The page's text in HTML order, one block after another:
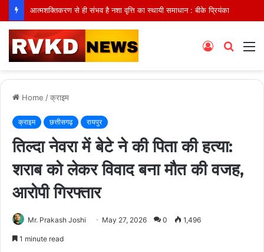
आत्मशक्तिकरण से ही संभव है नशा वृत्ति का स्थायी समाधान : बीके प्रियंका
Search
Log
Home /क्राइम
क्राइम छत्तीसगढ़ रायपुर
तिल्दा नेवरा में बेटे ने की पिता की हत्या:
शराब को लेकर विवाद बना मौत की वजह,
आरोपी गिरफ्तार
Mr. Prakash Joshi May 27, 2026 0 1,496
1 minute read